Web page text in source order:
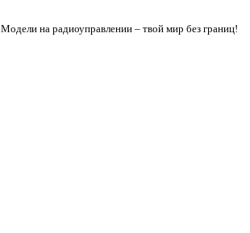
Модели на радиоуправлении – твой мир без границ!